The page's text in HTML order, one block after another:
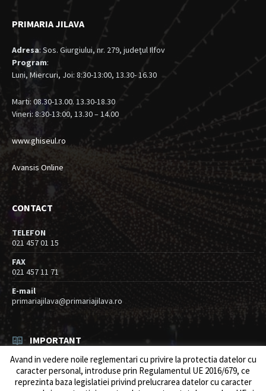
PRIMARIA JILAVA
Adresa: Sos. Giurgiului, nr. 279, judeţul Ilfov
Program:
Luni, Miercuri, Joi: 8:30-13:00, 13.30- 16.30
Marti: 08.30-13.00. 13.30-18.30
Vineri: 8:30-13:00, 13.30 – 14.00
www.ghiseul.ro
Avansis Online
CONTACT
TELEFON
021 457 01 15
FAX
021 457 11 71
E-mail
primariajilava@primariajilava.ro
IMPORTANT
Rezultat concurs expert – proba scrisa
06/08/2026 inResurse umane / Achizitii
Avand in vedere noile reglementari cu privire la protectia datelor cu
caracter personal, introduse prin Regulamentul UE 2016/679, ce
reprezinta baza legislatiei privind prelucrarea datelor cu caracter